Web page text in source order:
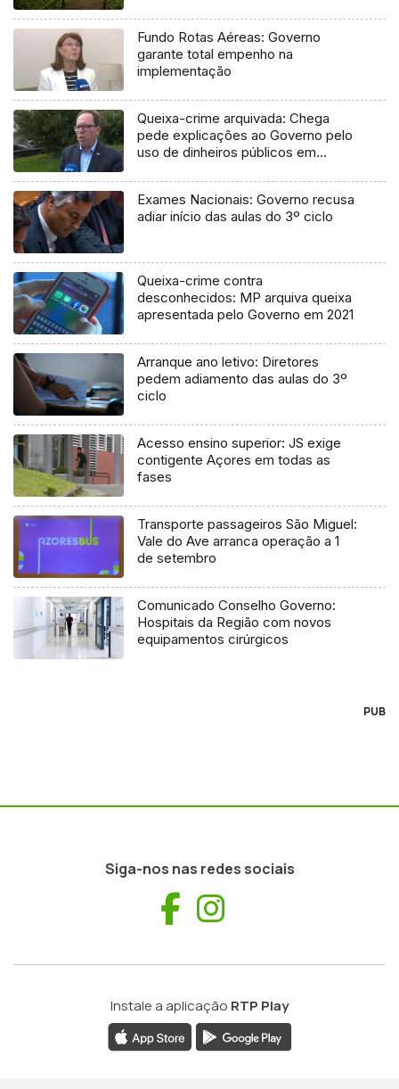
Fundo Rotas Aéreas: Governo
garante total empenho na
implementação
Queixa-crime arquivada: Chega
pede explicações ao Governo pelo
uso de dinheiros públicos em
Exames Nacionais: Governo recusa
adiar início das aulas do 3º ciclo
Queixa-crime contra
desconhecidos: MP arquiva queixa
apresentada pelo Governo em 2021
Arranque ano letivo: Diretores
pedem adiamento das aulas do 3º
ciclo
Acesso ensino superior: JS exige
contigente Açores em todas as
fases
Transporte passageiros São Miguel:
Vale do Ave arranca operação a 1
de setembro
Comunicado Conselho Governo:
Hospitais da Região com novos
equipamentos cirúrgicos
PUB
Siga-nos nas redes sociais
Facebook
Instale a aplicação RTP Play